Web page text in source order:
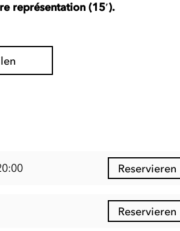
représentation (15′).
Reservieren
Reservieren